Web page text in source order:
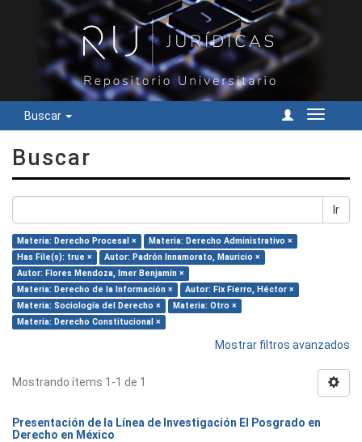
Buscar
Cambiar
Buscar
Ir
Materia: Derecho Procesal ×
Materia: Derecho Administrativo ×
Has File(s): true ×
Autor: Padrón Innamorato, Mauricio ×
Autor: Flores Mendoza, Imer Benjamín ×
Materia: Derecho de la Información ×
Autor: Fix Fierro, Héctor ×
Materia: Sociología del Derecho ×
Materia: Otro ×
Materia: Derecho Constitucional ×
Mostrar filtros avanzados
Mostrando ítems 1-1 de 1
Presentación de la Línea de Investigación El Posgrado en
Derecho en México